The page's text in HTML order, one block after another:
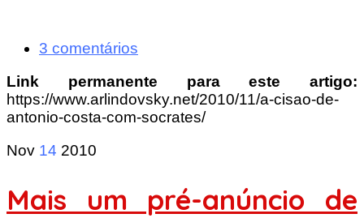
3 comentários
Link permanente para este artigo:
https://www.arlindovsky.net/2010/11/a-cisao-de-
antonio-costa-com-socrates/
Nov 14 2010
Mais um pré-anúncio de